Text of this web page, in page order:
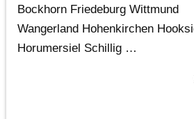
Bockhorn Friedeburg Wittmund
Wangerland Hohenkirchen
Horumersiel Schillig …